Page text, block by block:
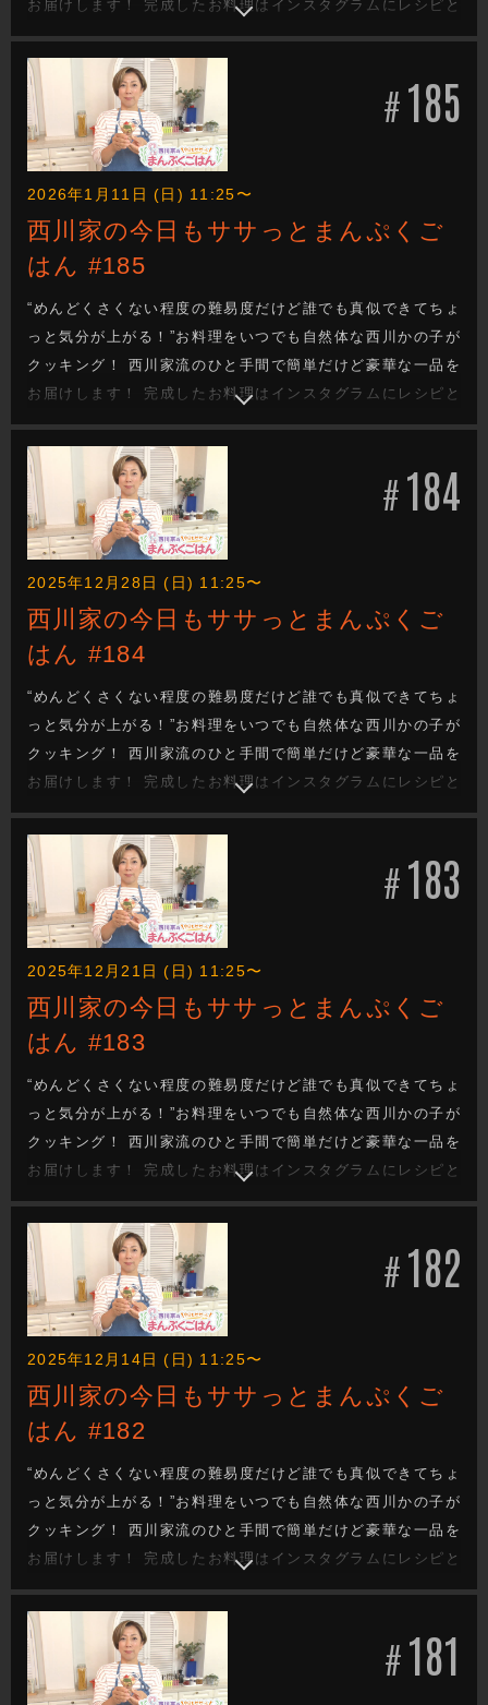
お届けします！ 完成したお料理はインスタグラムにレシピと
一緒にあげていきます！
#185
2026年1月11日 (日) 11:25〜
西川家の今日もササっとまんぷくご
はん #185
“めんどくさくない程度の難易度だけど誰でも真似できてちょ
っと気分が上がる！”お料理をいつでも自然体な西川かの子が
クッキング！ 西川家流のひと手間で簡単だけど豪華な一品を
お届けします！ 完成したお料理はインスタグラムにレシピと
一緒にあげていきます！
#184
2025年12月28日 (日) 11:25〜
西川家の今日もササっとまんぷくご
はん #184
“めんどくさくない程度の難易度だけど誰でも真似できてちょ
っと気分が上がる！”お料理をいつでも自然体な西川かの子が
クッキング！ 西川家流のひと手間で簡単だけど豪華な一品を
お届けします！ 完成したお料理はインスタグラムにレシピと
一緒にあげていきます！
#183
2025年12月21日 (日) 11:25〜
西川家の今日もササっとまんぷくご
はん #183
“めんどくさくない程度の難易度だけど誰でも真似できてちょ
っと気分が上がる！”お料理をいつでも自然体な西川かの子が
クッキング！ 西川家流のひと手間で簡単だけど豪華な一品を
お届けします！ 完成したお料理はインスタグラムにレシピと
一緒にあげていきます！
#182
2025年12月14日 (日) 11:25〜
西川家の今日もササっとまんぷくご
はん #182
“めんどくさくない程度の難易度だけど誰でも真似できてちょ
っと気分が上がる！”お料理をいつでも自然体な西川かの子が
クッキング！ 西川家流のひと手間で簡単だけど豪華な一品を
お届けします！ 完成したお料理はインスタグラムにレシピと
一緒にあげていきます！
#181